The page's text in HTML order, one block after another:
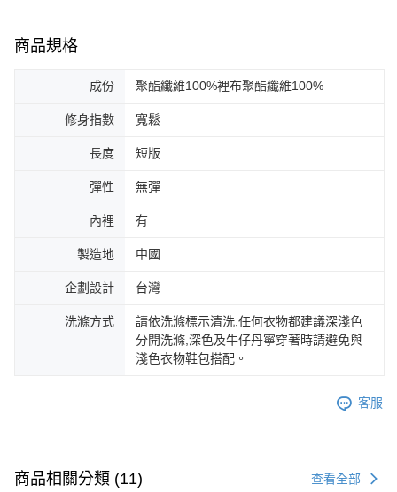
商品規格
成份 聚酯纖維100%裡布聚酯纖維100%
修身指數 寬鬆
長度 短版
彈性 無彈
內裡 有
製造地 中國
企劃設計 台灣
洗滌方式
請依洗滌標示清洗,任何衣物都建議深淺色
分開洗滌,深色及牛仔丹寧穿著時請避免與
淺色衣物鞋包搭配。
客服
商品相關分類 (11) 查看全部